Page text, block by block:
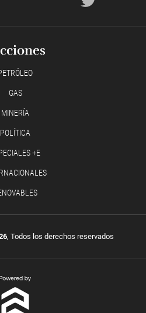
GAS
MINERÍA
POLÍTICA
+E
, Todos los derechos reservados